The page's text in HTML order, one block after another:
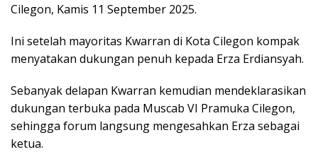
Cilegon, Kamis 11 September 2025.
Ini setelah mayoritas Kwarran di Kota Cilegon kompak
menyatakan dukungan penuh kepada Erza Erdiansyah.
Sebanyak delapan Kwarran kemudian mendeklarasikan
dukungan terbuka pada Muscab VI Pramuka Cilegon,
sehingga forum langsung mengesahkan Erza sebagai
ketua.